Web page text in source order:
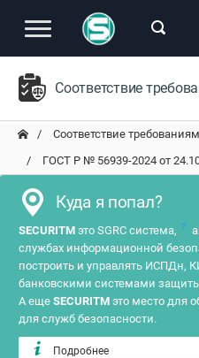
Соответствие
Соответствие требованиям
ГОСТ Р № 56939-2024 от
Куда я попал?
SECURITM это SGRC система, ?
службах информационной
построить и управлять ИСПДн,
банковскими системами
А еще SECURITM это место для
для служб безопасности.
Подробнее